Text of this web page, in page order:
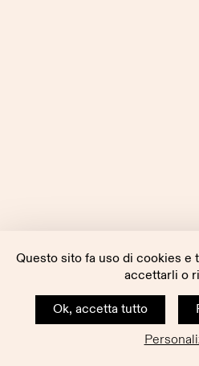
Questo sito fa uso di cookies
accettarli o
Ok, accetta tutto